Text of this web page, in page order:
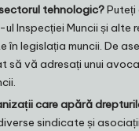
tehnologic?Puteți
Inspecției Muncii și alte
în legislația muncii. De
să vă adresați unui
care apără
sindicate și